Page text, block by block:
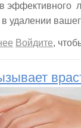
эффективного
удалении
о Как избавиться
Войдите,